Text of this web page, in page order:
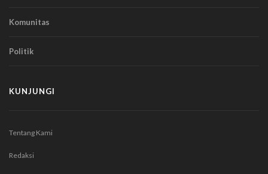
Komunitas
Politik
KUNJUNGI
Tentang Kami
Redaksi